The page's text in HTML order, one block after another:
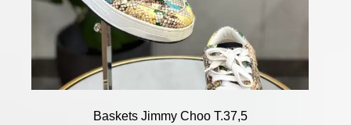
Baskets Jimmy Choo T.37,5